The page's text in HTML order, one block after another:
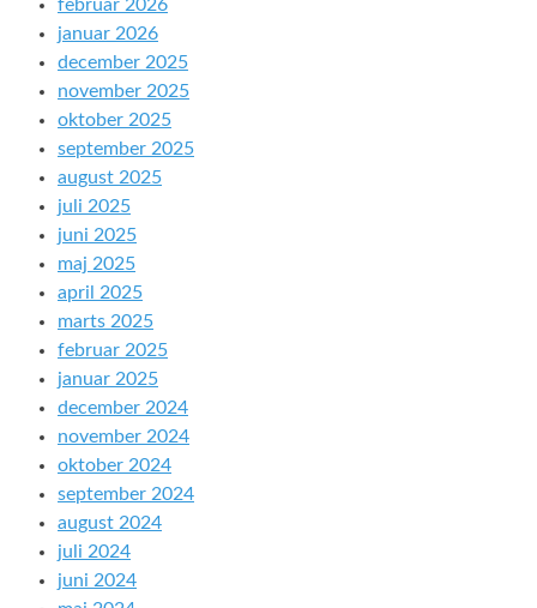
februar 2026
januar 2026
december 2025
november 2025
oktober 2025
september 2025
august 2025
juli 2025
juni 2025
maj 2025
april 2025
marts 2025
februar 2025
januar 2025
december 2024
november 2024
oktober 2024
september 2024
august 2024
juli 2024
juni 2024